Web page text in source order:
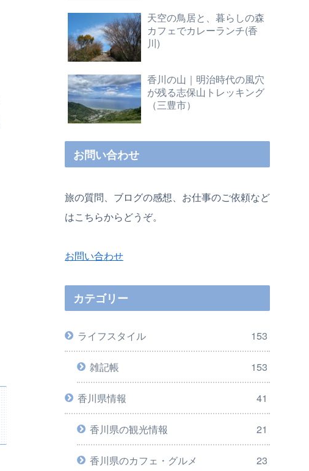
天空の鳥居と、暮らしの森
カフェでカレーランチ(香
川)
香川の山｜明治時代の風穴
が残る志保山トレッキング
（三豊市）
お問い合わせ
旅の質問、ブログの感想、お仕事のご依頼など
はこちらからどうぞ。
お問い合わせ
カテゴリー
ライフスタイル 153
雑記帳 153
香川県情報 41
香川県の観光情報 21
香川県のカフェ・グルメ 23